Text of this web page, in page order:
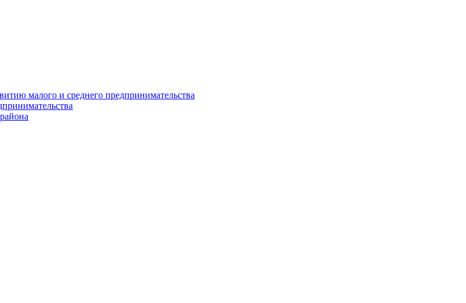
малого и среднего предпринимательства